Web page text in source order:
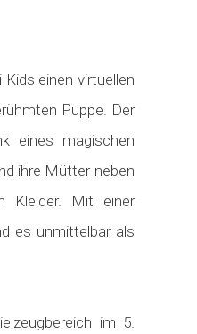
einen virtuellen
Puppe. Der
eines magischen
ihre Mütter neben
Kleider. Mit einer
es unmittelbar als
im 5.